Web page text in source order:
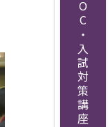
OC・入試対策講座